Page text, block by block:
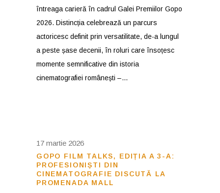
întreaga carieră în cadrul Galei Premiilor Gopo
2026. Distincția celebrează un parcurs
actoricesc definit prin versatilitate, de-a lungul
a peste șase decenii, în roluri care însoțesc
momente semnificative din istoria
cinematografiei românești –
17 martie 2026
GOPO FILM TALKS, EDIȚIA A 3-A:
PROFESIONIȘTI DIN
CINEMATOGRAFIE DISCUTĂ LA
PROMENADA MALL